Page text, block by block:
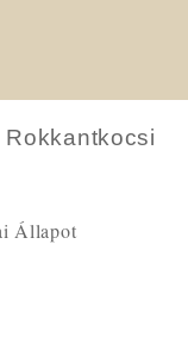
Állapot